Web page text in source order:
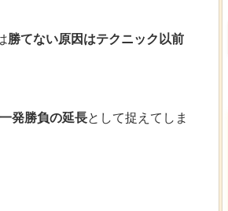
勝てない原因はテクニック以前
一発勝負の延長として捉えてしま